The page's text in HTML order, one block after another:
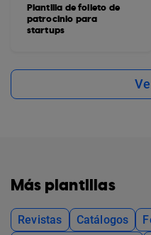
Plantilla de folleto de
patrocinio para
startups
Más plantillas
Revistas Catálogos